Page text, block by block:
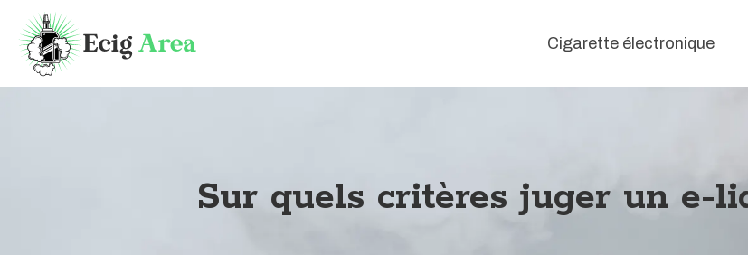
Cigarette électronique
Sur quels critères juger un e-